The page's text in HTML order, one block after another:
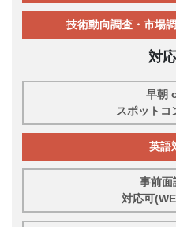
技術動向調査・市場
対
早朝
スポットコ
英語
事前面
対応可